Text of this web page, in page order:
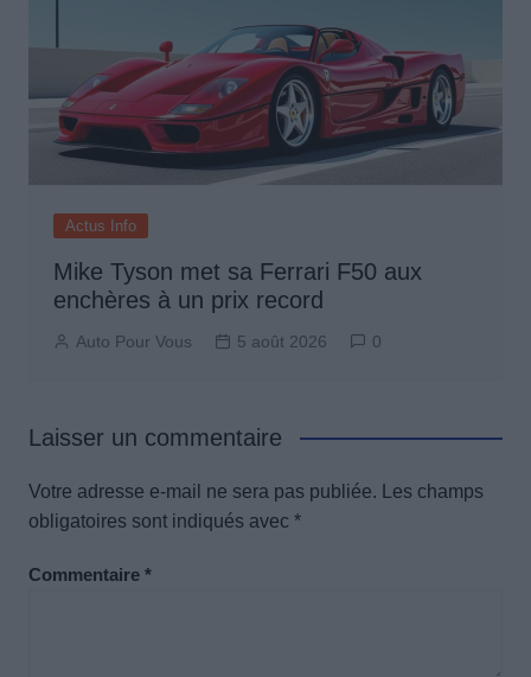
Actus Info
Mike Tyson met sa Ferrari F50 aux
enchères à un prix record
Auto Pour Vous 5 août 2026 0
Laisser un commentaire
Votre adresse e-mail ne sera pas publiée.
Les champs
obligatoires sont indiqués avec *
Commentaire *